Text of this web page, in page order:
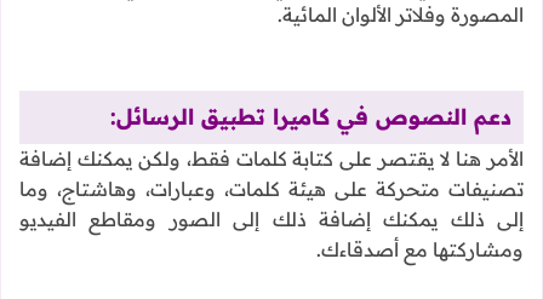
المصورة وفلاتر الألوان المائية.
دعم النصوص في كاميرا تطبيق الرسائل:
الأمر هنا لا يقتصر على كتابة كلمات فقط، ولكن يمكنك إضافة
تصنيفات متحركة على هيئة كلمات، وعبارات، وهاشتاج، وما
إلى ذلك يمكنك إضافة ذلك إلى الصور ومقاطع الفيديو
ومشاركتها مع أصدقاءك.